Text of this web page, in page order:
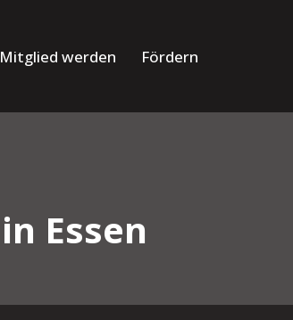
Mitglied werden Fördern
Essen